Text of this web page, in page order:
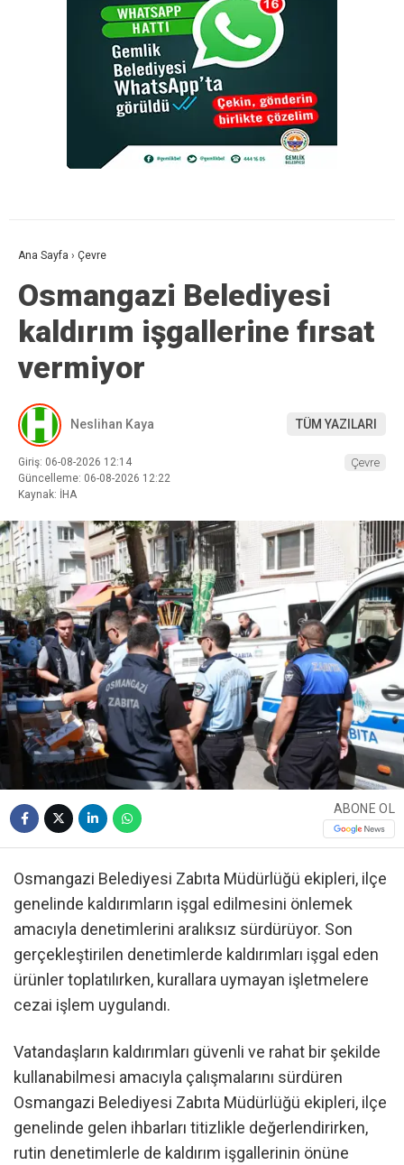
Ana Sayfa › Çevre
Osmangazi Belediyesi
kaldırım işgallerine fırsat
vermiyor
Neslihan Kaya TÜM YAZILARI
Giriş: 06-08-2026 12:14
Güncelleme: 06-08-2026 12:22
Kaynak: İHA
Çevre
ABONE OL
Osmangazi Belediyesi Zabıta Müdürlüğü ekipleri, ilçe
genelinde kaldırımların işgal edilmesini önlemek
amacıyla denetimlerini aralıksız sürdürüyor. Son
gerçekleştirilen denetimlerde kaldırımları işgal eden
ürünler toplatılırken, kurallara uymayan işletmelere
cezai işlem uygulandı.
Vatandaşların kaldırımları güvenli ve rahat bir şekilde
kullanabilmesi amacıyla çalışmalarını sürdüren
Osmangazi Belediyesi Zabıta Müdürlüğü ekipleri, ilçe
genelinde gelen ihbarları titizlikle değerlendirirken,
rutin denetimlerle de kaldırım işgallerinin önüne